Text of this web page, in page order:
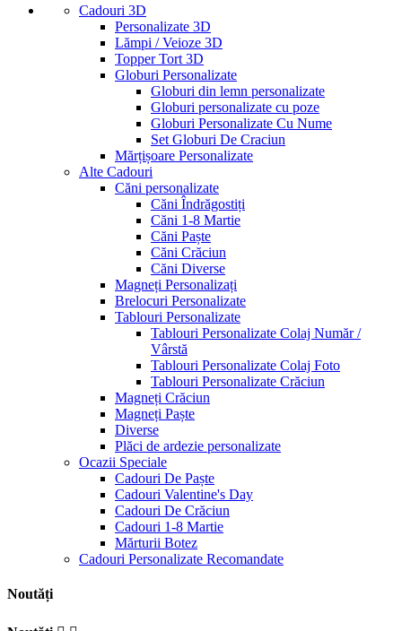
Vizualizați produsele a40
Cadouri 3D
Personalizate 3D
Lămpi / Veioze 3D
Topper Tort 3D
Globuri Personalizate
Globuri din lemn personalizate
Globuri personalizate cu poze
Globuri Personalizate Cu Nume
Set Globuri De Craciun
Mărțișoare Personalizate
Alte Cadouri
Căni personalizate
Căni Îndrăgostiți
Căni 1-8 Martie
Căni Paște
Căni Crăciun
Căni Diverse
Magneți Personalizați
Brelocuri Personalizate
Tablouri Personalizate
Tablouri Personalizate Colaj Număr /
Vârstă
Tablouri Personalizate Colaj Foto
Tablouri Personalizate Crăciun
Magneți Crăciun
Magneți Paște
Diverse
Plăci de ardezie personalizate
Ocazii Speciale
Cadouri De Paște
Cadouri Valentine's Day
Cadouri De Crăciun
Cadouri 1-8 Martie
Mărturii Botez
Cadouri Personalizate Recomandate
Noutăți